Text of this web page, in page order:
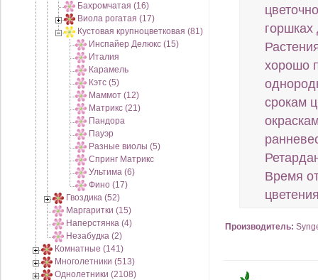
Бахромчатая (16)
Виола рогатая (17)
Кустовая крупноцветковая (81)
Инспайер Делюкс (15)
Италия
Карамель
Кэтс (5)
Маммот (12)
Матрикс (21)
Пандора
Пауэр
Разные виолы (5)
Спринг Матрикс
Ультима (6)
Фино (17)
Гвоздика (52)
Маргаритки (15)
Наперстянка (4)
Незабудка (2)
Комнатные (141)
Многолетники (513)
Однолетники (2108)
хорошо
срокам
Время
Производитель: